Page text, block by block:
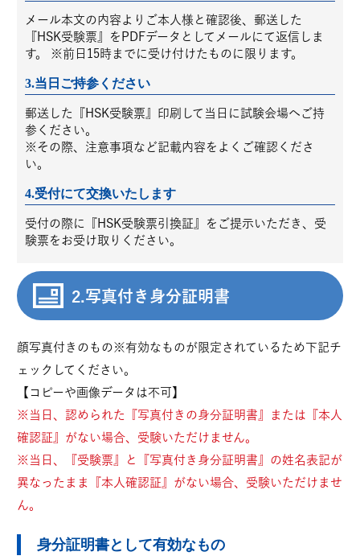
メール本文の内容よりご本人様と確認後、郵送した
『HSK受験票』をPDFデータとしてメールにて返信しま
す。 ※前日15時までに受け付けたものに限ります。
3.当日ご持参ください
郵送した『HSK受験票』印刷して当日に試験会場へご持
参ください。
※その際、注意事項など記載内容をよくご確認くださ
い。
4.受付にて交換いたします
受付の際に『HSK受験票引換証』をご提示いただき、受
験票をお受け取りください。
2.写真付き身分証明書
顔写真付きのもの※有効なものが限定されているため下記チ
ェックしてください。
【コピーや画像データは不可】
※当日、認められた『写真付きの身分証明書』または『本人
確認証』がない場合、受験いただけません。
※当日、『受験票』と『写真付き身分証明書』の姓名表記が
異なったまま『本人確認証』がない場合、受験いただけませ
ん。
身分証明書として有効なもの